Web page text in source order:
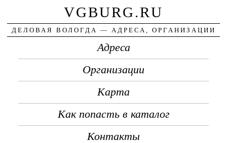
VGBURG.RU
ДЕЛОВАЯ ВОЛОГДА — АДРЕСА, ОРГАНИЗАЦИИ
Адреса
Организации
Карта
Как попасть в каталог
Контакты